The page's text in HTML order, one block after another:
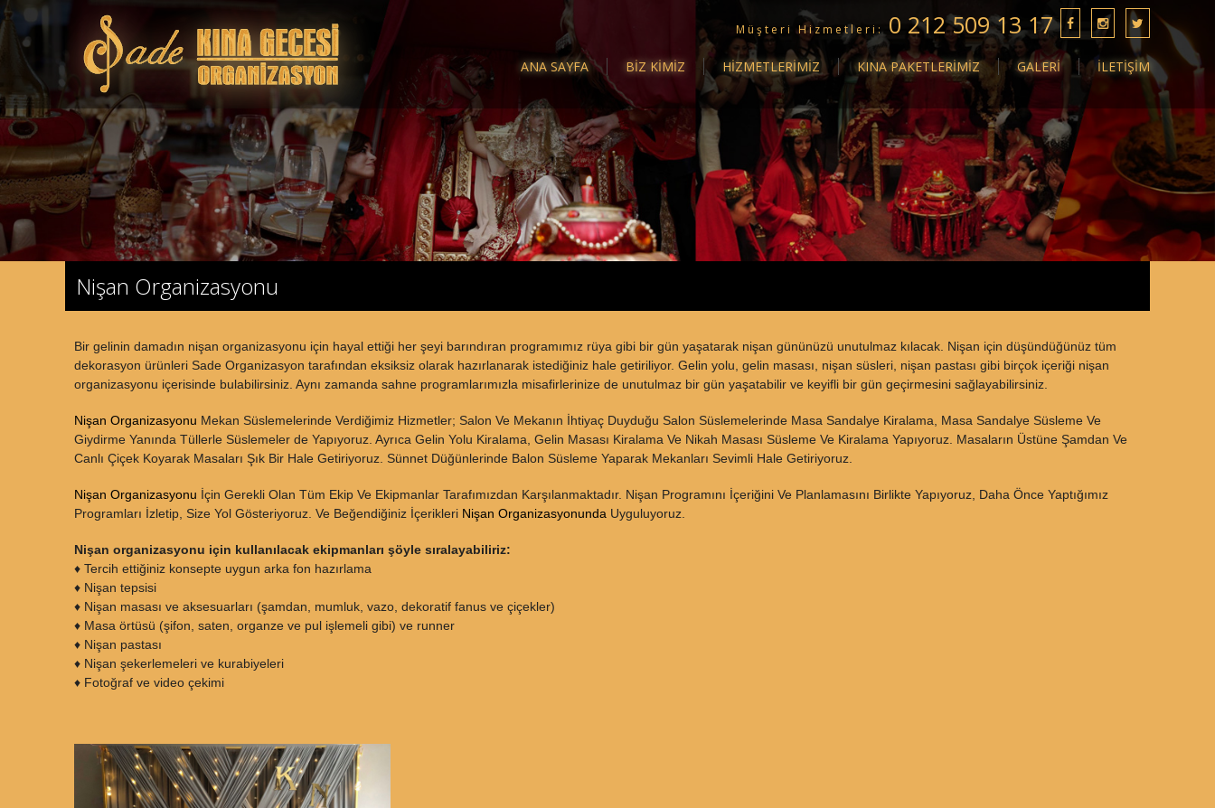
Müşteri Hizmetleri: 0 212 509 13 17
ANA SAYFA BİZ KİMİZ HİZMETLERİMİZ KINA PAKETLERİMİZ GALERİ İLETİŞİM
Nişan Organizasyonu
Bir gelinin damadın nişan organizasyonu için hayal ettiği her şeyi barındıran programımız rüya gibi bir gün yaşatarak nişan gününüzü unutulmaz kılacak. Nişan için düşündüğünüz tüm
dekorasyon ürünleri Sade Organizasyon tarafından eksiksiz olarak hazırlanarak istediğiniz hale getiriliyor. Gelin yolu, gelin masası, nişan süsleri, nişan pastası gibi birçok içeriği nişan
organizasyonu içerisinde bulabilirsiniz. Aynı zamanda sahne programlarımızla misafirlerinize de unutulmaz bir gün yaşatabilir ve keyifli bir gün geçirmesini sağlayabilirsiniz.
Nişan Organizasyonu Mekan Süslemelerinde Verdiğimiz Hizmetler; Salon Ve Mekanın İhtiyaç Duyduğu Salon Süslemelerinde Masa Sandalye Kiralama, Masa Sandalye Süsleme Ve
Giydirme Yanında Tüllerle Süslemeler de Yapıyoruz. Ayrıca Gelin Yolu Kiralama, Gelin Masası Kiralama Ve Nikah Masası Süsleme Ve Kiralama Yapıyoruz. Masaların Üstüne Şamdan Ve
Canlı Çiçek Koyarak Masaları Şık Bir Hale Getiriyoruz. Sünnet Düğünlerinde Balon Süsleme Yaparak Mekanları Sevimli Hale Getiriyoruz.
Nişan Organizasyonu İçin Gerekli Olan Tüm Ekip Ve Ekipmanlar Tarafımızdan Karşılanmaktadır. Nişan Programını İçeriğini Ve Planlamasını Birlikte Yapıyoruz, Daha Önce Yaptığımız
Programları İzletip, Size Yol Gösteriyoruz. Ve Beğendiğiniz İçerikleri Nişan Organizasyonunda Uyguluyoruz.
Nişan organizasyonu için kullanılacak ekipmanları şöyle sıralayabiliriz:
♦ Tercih ettiğiniz konsepte uygun arka fon hazırlama
♦ Nişan tepsisi
♦ Nişan masası ve aksesuarları (şamdan, mumluk, vazo, dekoratif fanus ve çiçekler)
♦ Masa örtüsü (şifon, saten, organze ve pul işlemeli gibi) ve runner
♦ Nişan pastası
♦ Nişan şekerlemeleri ve kurabiyeleri
♦ Fotoğraf ve video çekimi